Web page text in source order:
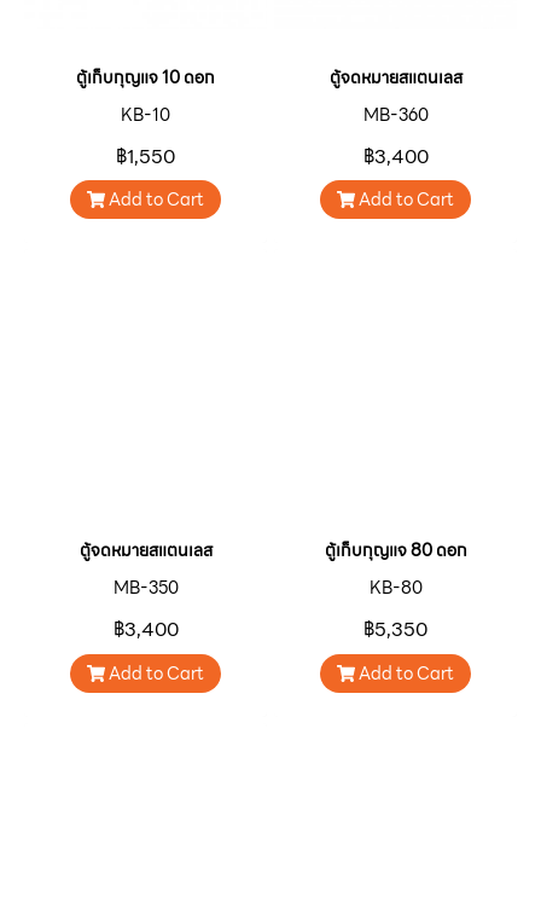
ตู้เก็บกุญแจ 10 ดอก
KB-10
฿1,550
Add to Cart
ตู้จดหมายสแตนเลส
MB-360
฿3,400
Add to Cart
ตู้จดหมายสแตนเลส
MB-350
฿3,400
Add to Cart
ตู้เก็บกุญแจ 80 ดอก
KB-80
฿5,350
Add to Cart